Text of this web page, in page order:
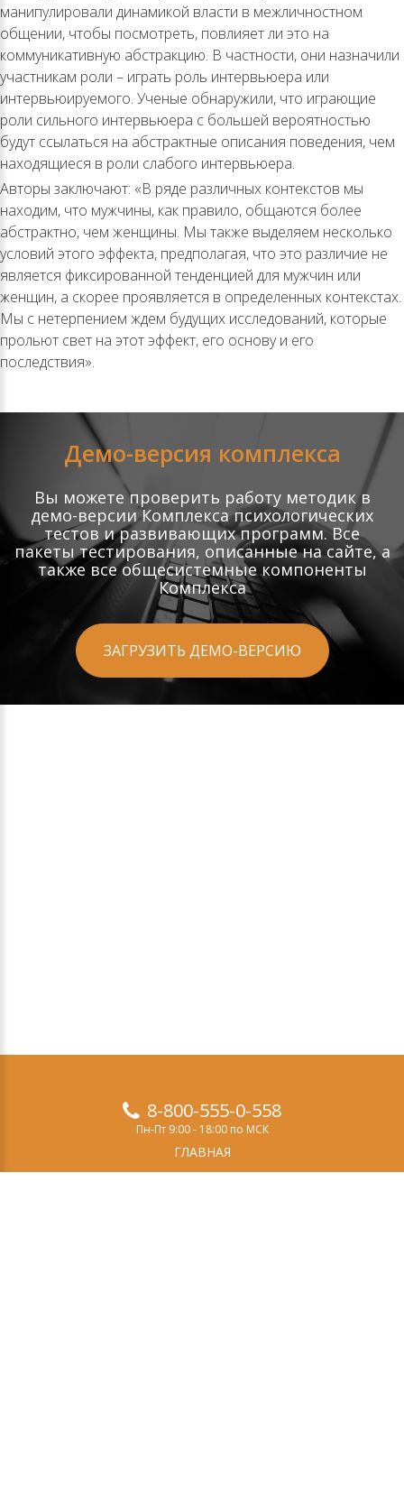
манипулировали динамикой власти в межличностном
общении, чтобы посмотреть, повлияет ли это на
коммуникативную абстракцию. В частности, они назначили
участникам роли – играть роль интервьюера или
интервьюируемого. Ученые обнаружили, что играющие
роли сильного интервьюера с большей вероятностью
будут ссылаться на абстрактные описания поведения, чем
находящиеся в роли слабого интервьюера.
Авторы заключают: «В ряде различных контекстов мы
находим, что мужчины, как правило, общаются более
абстрактно, чем женщины. Мы также выделяем несколько
условий этого эффекта, предполагая, что это различие не
является фиксированной тенденцией для мужчин или
женщин, а скорее проявляется в определенных контекстах.
Мы с нетерпением ждем будущих исследований, которые
прольют свет на этот эффект, его основу и его
последствия».
Демо-версия комплекса
Вы можете проверить работу методик в
демо-версии Комплекса психологических
тестов и развивающих программ. Все
пакеты тестирования, описанные на сайте, а
также все общесистемные компоненты
Комплекса
ЗАГРУЗИТЬ ДЕМО-ВЕРСИЮ
8-800-555-0-558
Пн-Пт 9:00 - 18:00 по МСК
ГЛАВНАЯ